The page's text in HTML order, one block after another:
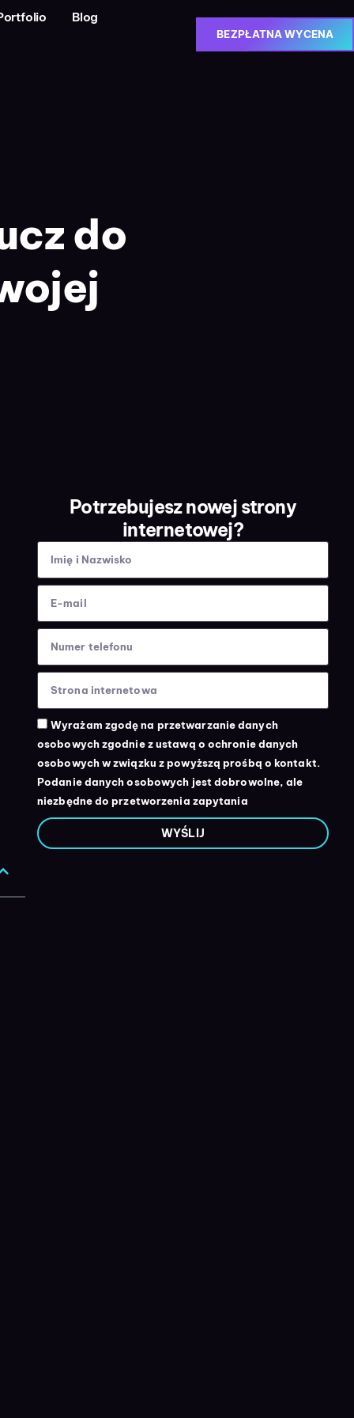
Blog
BEZPŁATNA WYCENA
do
Potrzebujesz nowej strony
internetowej?
Wyrażam zgodę na przetwarzanie danych
osobowych zgodnie z ustawą o ochronie danych
osobowych w związku z powyższą prośbą o kontakt.
Podanie danych osobowych jest dobrowolne, ale
niezbędne do przetworzenia zapytania
WYŚLIJ